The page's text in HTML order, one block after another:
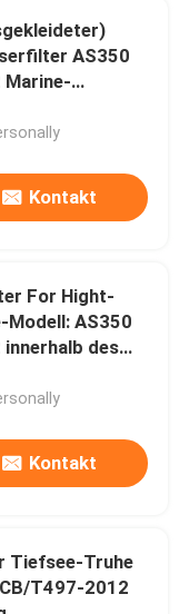
AS350
Kontakt
For Hight-
Modell: AS350
des
Kontakt
Tiefsee-Truhe
T497-2012